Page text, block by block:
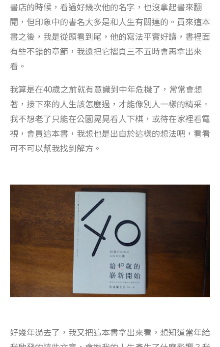
書店的時候，看過好幾次他的名字，也沒拿起書來翻
閱，但印象中的書名大多是和人生有關連的。買來這本
書之後，我是從頭看到尾，他的寫法平實好讀，書裡面
有些不錯的章節，我還把它摺頁三不五時會再拿出來
看。
我算是在40歲之前就有意識到中年危機了，常常會想
著，接下來的人生該怎麼過，才能像別人一樣的精采。
我不想老了只能在公園晃晃看人下棋，或待在家裡看電
視，會買這本書，我想也是出自於這樣的想法吧，看看
可不可以幫我找到解方。
好幾年過去了，我又把這本書拿出來看，想知道當年給